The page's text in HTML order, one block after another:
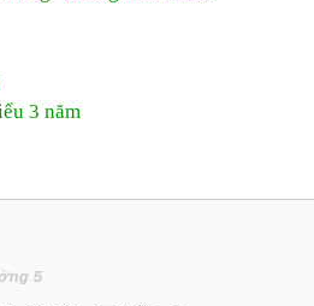
3 năm
5